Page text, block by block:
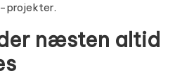
projekter.
næsten altid